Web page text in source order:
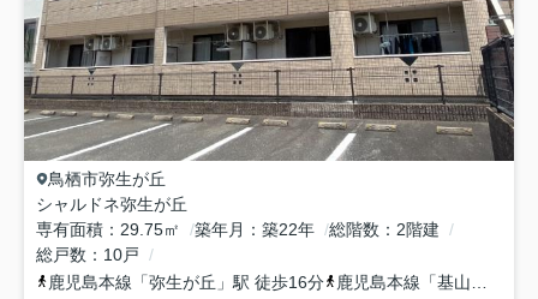
鳥栖市弥生が丘
シャルドネ弥生が丘
専有面積
29.75㎡ 築年月 築22年 総階数
2階建
総戸数
10戸
鹿児島本線 「弥生が丘 」駅 徒歩16分 鹿児島本線 「基山